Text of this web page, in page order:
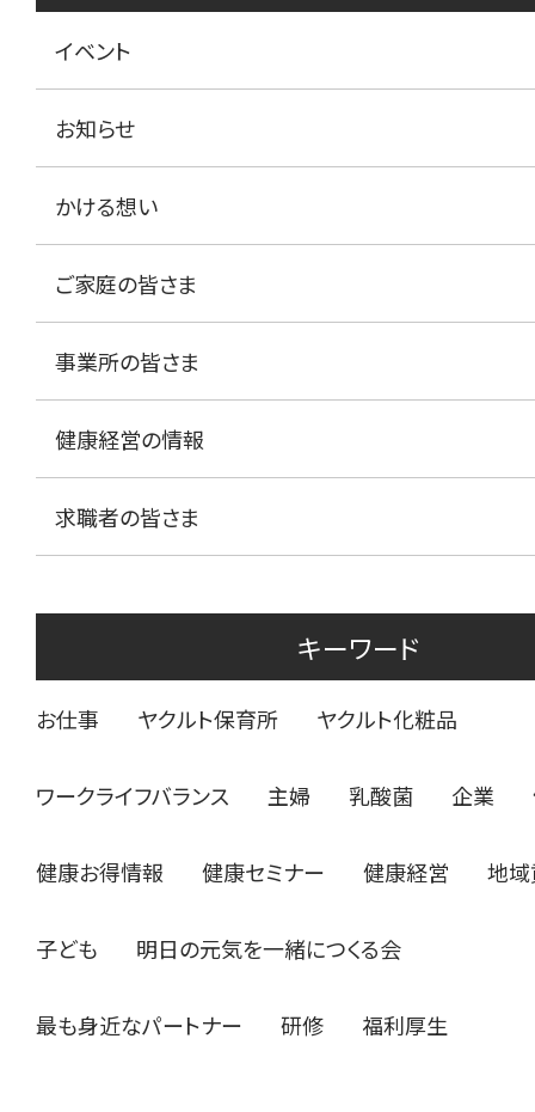
イベント
お知らせ
かける想い
ご家庭の皆さま
事業所の皆さま
健康経営の情報
求職者の皆さま
キーワード
お仕事 ヤクルト保育所 ヤクルト化粧品
ワークライフバランス 主婦 乳酸菌 企業
健康お得情報 健康セミナー 健康経営 地
子ども 明日の元気を一緒につくる会
最も身近なパートナー 研修 福利厚生